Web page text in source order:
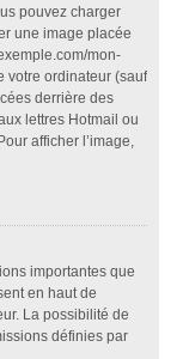
pouvez charger
une image placée
mon-
votre ordinateur (sauf
derrière des
lettres Hotmail ou
afficher l’image,
importantes que
en haut de
La possibilité de
définies par